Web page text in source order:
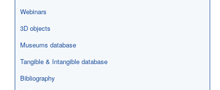
Webinars
3D objects
Museums database
Tangible & Intangible database
Bibliography